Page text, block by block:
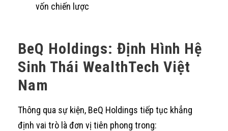
vốn chiến lược
BeQ Holdings: Định Hình Hệ
Sinh Thái WealthTech Việt
Nam
Thông qua sự kiện, BeQ Holdings tiếp tục khẳng
định vai trò là đơn vị tiên phong trong: